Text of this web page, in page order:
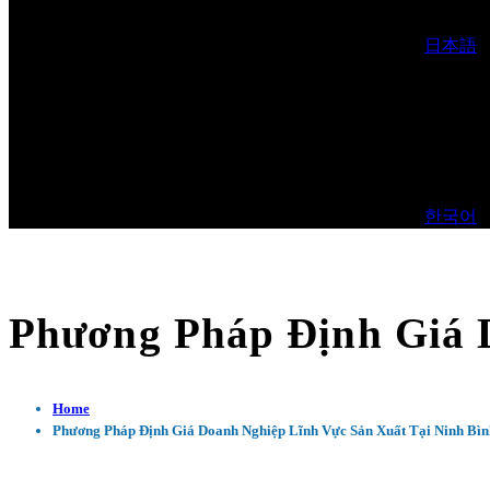
日本語
한국어
Phương Pháp Định Giá
Home
Phương Pháp Định Giá Doanh Nghiệp Lĩnh Vực Sản Xuất Tại Ninh